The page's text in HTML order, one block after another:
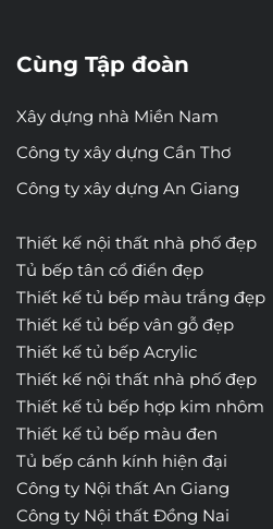
Cùng Tập đoàn
Xây dựng nhà Miền Nam
Công ty xây dựng Cần Thơ
Công ty xây dựng An Giang
Thiết kế nội thất nhà phố đẹp
Tủ bếp tân cổ điển đẹp
Thiết kế tủ bếp màu trắng đẹp
Thiết kế tủ bếp vân gỗ đẹp
Thiết kế tủ bếp Acrylic
Thiết kế nội thất nhà phố đẹp
Thiết kế tủ bếp hợp kim nhôm
Thiết kế tủ bếp màu đen
Tủ bếp cánh kính hiện đại
Công ty Nội thất An Giang
Công ty Nội thất Đồng Nai